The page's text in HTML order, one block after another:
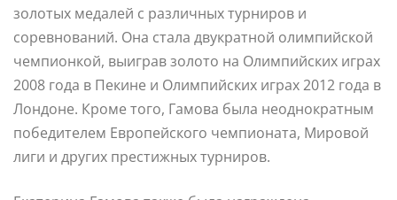
золотых медалей с различных турниров и
соревнований. Она стала двукратной олимпийской
чемпионкой, выиграв золото на Олимпийских играх
2008 года в Пекине и Олимпийских играх 2012 года в
Лондоне. Кроме того, Гамова была неоднократным
победителем Европейского чемпионата, Мировой
лиги и других престижных турниров.